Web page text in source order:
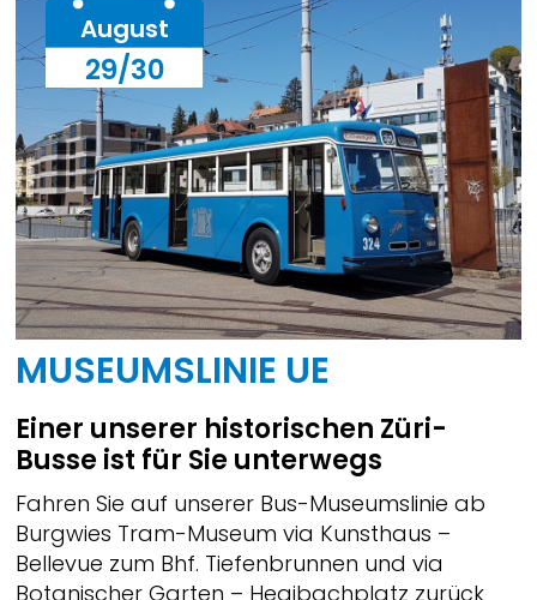
August
29/30
MUSEUMSLINIE UE
Einer unserer historischen Züri-
Busse ist für Sie unterwegs
Fahren Sie auf unserer Bus-Museumslinie ab
Burgwies Tram-Museum via Kunsthaus –
Bellevue zum Bhf. Tiefenbrunnen und via
Botanischer Garten – Hegibachplatz zurück